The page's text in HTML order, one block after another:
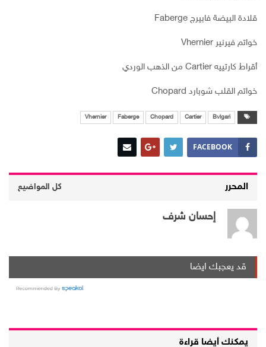
قلادة البيضة فابيرج Faberge
خواتم فيرنير Vhernier
أقراط كارتييه Cartier من الذهب الوردي
خواتم القلب شوبارد Chopard
Bvlgari
Cartier
Chopard
Faberge
Vhernier
FACEBOOK
المحرر كل المواضيع
إحسان شرف
قد يعجبك ايضا
يمكنك أيضا قراءة